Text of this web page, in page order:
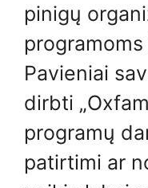
pinigų
Pavieniai
dirbti
programų
patirtimi ar